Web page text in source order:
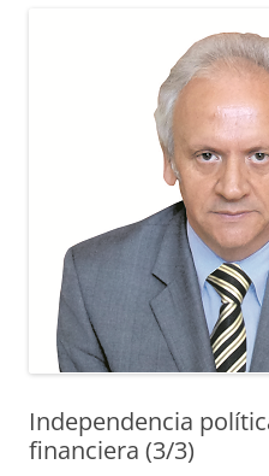
Independencia
financiera (3/3)